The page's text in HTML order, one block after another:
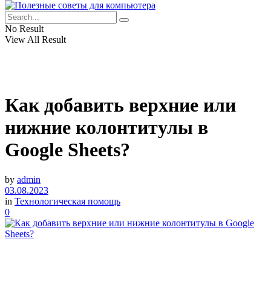
No Result
View All Result
Как добавить верхние или
нижние колонтитулы в
Google Sheets?
by admin
03.08.2023
in Технологическая помощь
0